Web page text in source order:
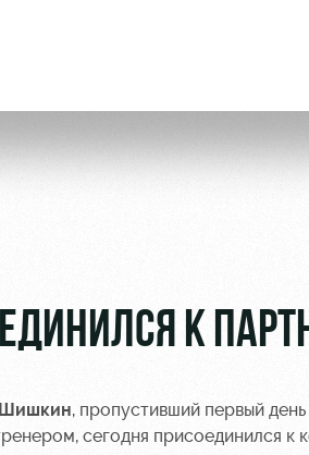
К
, пропустивший первый
сегодня присоединился к